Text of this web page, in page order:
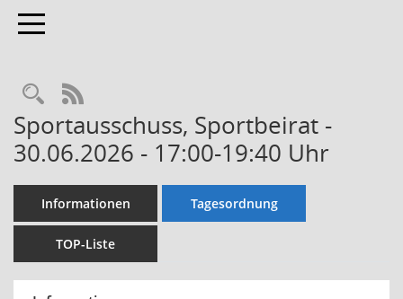
Toggle navigation
Rechercheauswahl
RSS-Feed
Sportausschuss, Sportbeirat -
30.06.2026 - 17:00-19:40 Uhr
Informationen Tagesordnung
TOP-Liste